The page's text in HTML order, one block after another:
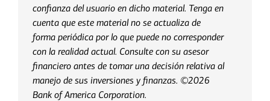
confianza del usuario en dicho material. Tenga en
cuenta que este material no se actualiza de
forma periódica por lo que puede no corresponder
con la realidad actual. Consulte con su asesor
financiero antes de tomar una decisión relativa al
manejo de sus inversiones y finanzas. ©2026
Bank of America Corporation.